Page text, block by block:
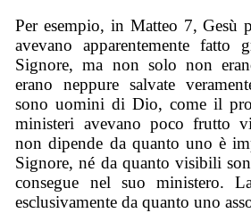
Per esempio, in Matteo 7, Gesù
avevano apparentemente fatto
Signore, ma non solo non
erano neppure salvate
sono uomini di Dio, come il
ministeri avevano poco frutto
non dipende da quanto uno è
Signore, né da quanto visibili
consegue nel suo ministero.
esclusivamente da quanto uno